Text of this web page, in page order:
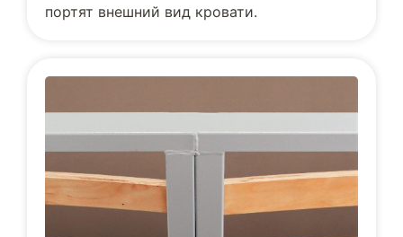
портят внешний вид кровати.